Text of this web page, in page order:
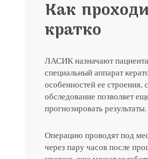
Как
кратко
ЛАСИК назначают
специальный аппарат
особенностей ее
обследование позволяет
прогнозировать результаты.
Операцию проводят под
через пару часов после